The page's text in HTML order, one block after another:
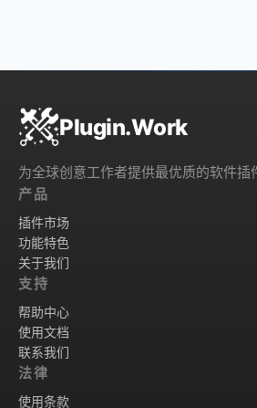
Plugin.Work
为全球创意工作者提供最优质的软件插
产品
插件市场
功能特色
关于我们
支持
帮助中心
使用文档
联系我们
法律
使用条款